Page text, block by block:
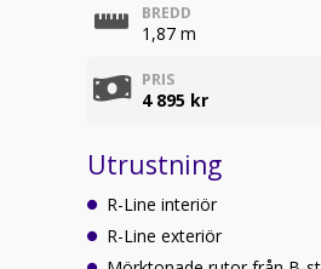
BREDD
1,87 m
PRIS
4 895 kr
Utrustning
R-Line interiör
R-Line exteriör